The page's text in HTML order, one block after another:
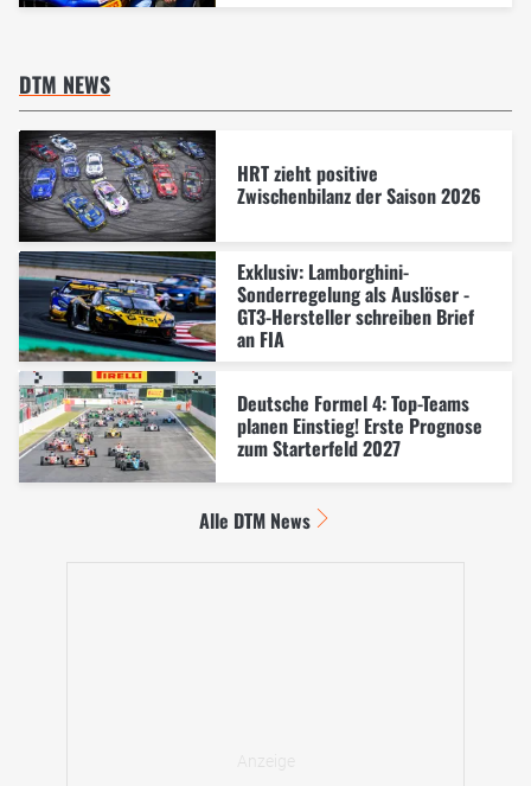
DTM NEWS
HRT zieht positive
Zwischenbilanz der Saison 2026
Exklusiv: Lamborghini-
Sonderregelung als Auslöser -
GT3-Hersteller schreiben Brief
an FIA
Deutsche Formel 4: Top-Teams
planen Einstieg! Erste Prognose
zum Starterfeld 2027
Alle DTM News